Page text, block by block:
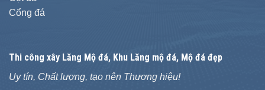
Cổng đá
Thi công xây Lăng Mộ đá, Khu Lăng mộ đá, Mộ đá đẹp
Uy tín, Chất lượng, tạo nên Thương hiệu!